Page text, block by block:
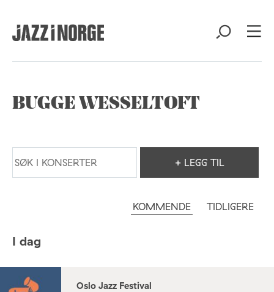
BUGGE WESSELTOFT
+ LEGG TIL
KOMMENDE TIDLIGERE
I dag
Oslo Jazz Festival